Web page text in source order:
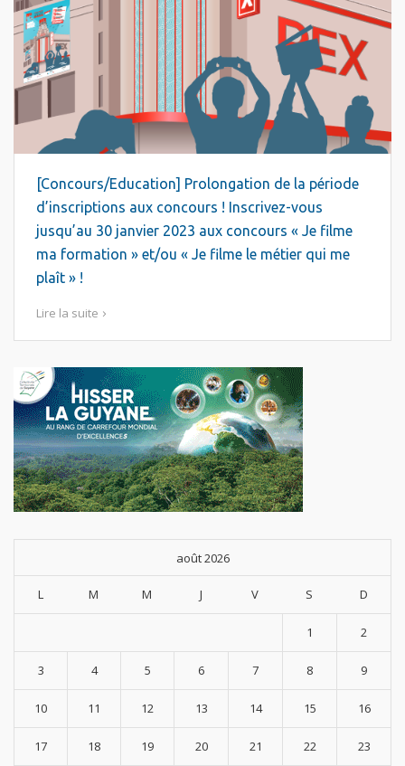
[Concours/Education] Prolongation de la période
d’inscriptions aux concours ! Inscrivez-vous
jusqu’au 30 janvier 2023 aux concours « Je filme
ma formation » et/ou « Je filme le métier qui me
plaît » !
Lire la suite
août 2026
L M M J V S D
1 2
3 4 5 6 7 8 9
10 11 12 13 14 15 16
17 18 19 20 21 22 23